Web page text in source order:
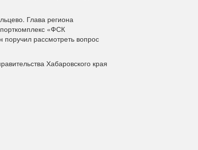
Глава региона
«ФСК
рассмотреть вопрос
Хабаровского края